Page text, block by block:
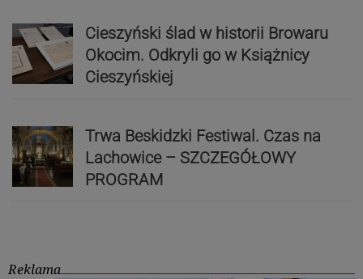
Cieszyński ślad w historii Browaru
Okocim. Odkryli go w Książnicy
Cieszyńskiej
Trwa Beskidzki Festiwal. Czas na
Lachowice – SZCZEGÓŁOWY
PROGRAM
Reklama